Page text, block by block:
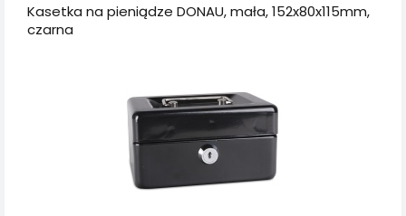
Kasetka na pieniądze DONAU, mała, 152x80x115mm,
czarna